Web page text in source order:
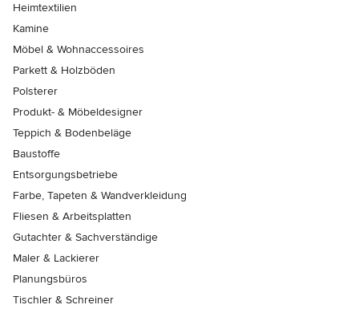
Heimtextilien
Kamine
Möbel & Wohnaccessoires
Parkett & Holzböden
Polsterer
Produkt- & Möbeldesigner
Teppich & Bodenbeläge
Baustoffe
Entsorgungsbetriebe
Farbe, Tapeten & Wandverkleidung
Fliesen & Arbeitsplatten
Gutachter & Sachverständige
Maler & Lackierer
Planungsbüros
Tischler & Schreiner